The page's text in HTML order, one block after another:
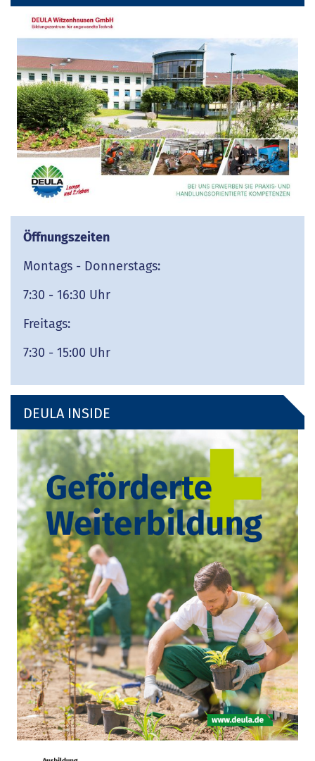
Öffnungszeiten
Montags - Donnerstags:
7:30 - 16:30 Uhr
Freitags:
7:30 - 15:00 Uhr
DEULA INSIDE